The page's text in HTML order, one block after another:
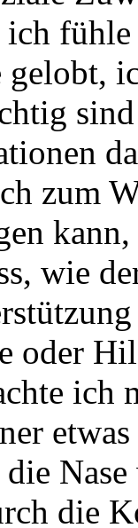
ich
gelobt,
zum
wie
oder
ich
die
die